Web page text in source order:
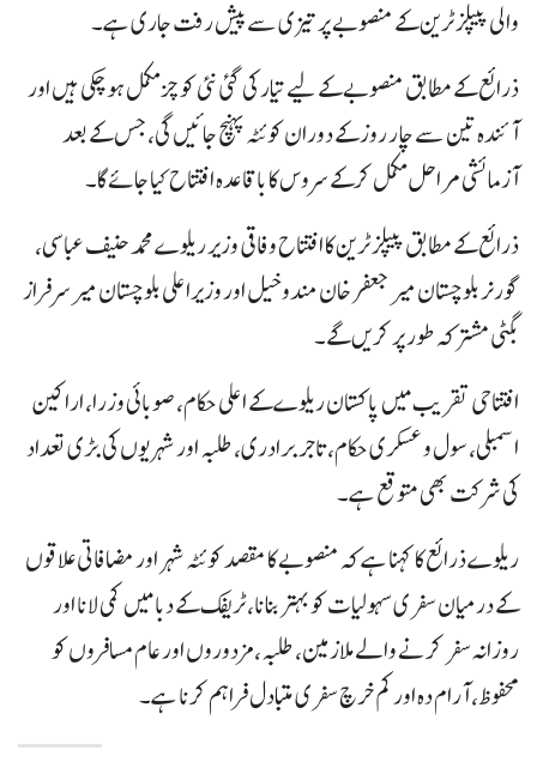
والی پیپلز ٹرین کے منصوبے پر تیزی سے پیش رفت جاری ہے۔
ذرائع کے مطابق منصوبے کے لیے تیار کی گئی نئی کوچز مکمل ہو چکی ہیں اور
آئندہ تین سے چار روز کے دوران کوئٹہ پہنچ جائیں گی، جس کے بعد
آزمائشی مراحل مکمل کرکے سروس کا باقاعدہ افتتاح کیا جائے گا۔
ذرائع کے مطابق پیپلز ٹرین کا افتتاح وفاقی وزیر ریلوے محمد حنیف عباسی،
گورنر بلوچستان میر جعفر خان مندوخیل اور وزیراعلی بلوچستان میر سرفراز
بگٹی مشترکہ طور پر کریں گے۔
افتتاحی تقریب میں پاکستان ریلوے کے اعلی حکام، صوبائی وزرا، اراکین
اسمبلی، سول و عسکری حکام، تاجر برادری، طلبہ اور شہریوں کی بڑی تعداد
کی شرکت بھی متوقع ہے۔
ریلوے ذرائع کا کہنا ہے کہ منصوبے کا مقصد کوئٹہ شہر اور مضافاتی علاقوں
کے درمیان سفری سہولیات کو بہتر بنانا، ٹریفک کے دبا میں کمی لانا اور
روزانہ سفر کرنے والے ملازمین، طلبہ، مزدوروں اور عام مسافروں کو
محفوظ، آرام دہ اور کم خرچ سفری متبادل فراہم کرنا ہے۔